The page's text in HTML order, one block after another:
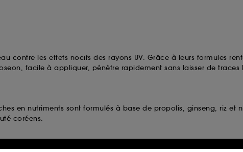
contre les effets nocifs des rayons UV. Grâce à leurs formules
facile à appliquer, pénètre rapidement sans laisser de traces
en nutriments sont formulés à base de propolis, ginseng, riz
coréens.